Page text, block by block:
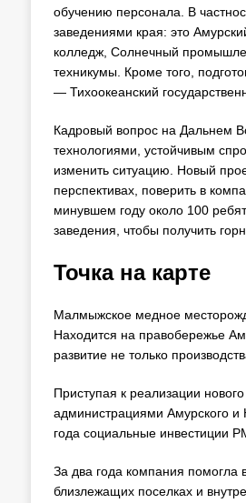
обучению персонала. В
заведениями края: это
колледж, Солнечный
техникумы. Кроме того,
— Тихоокеанский
Кадровый вопрос на Дальнем
технологиями, устойчивым
изменить ситуацию. Новый
перспективах, поверить в
минувшем году около 100
заведения, чтобы получить
Точка на карте
Малмыжское медное
Находится на правобережье
развитие не только
Приступая к реализации
администрациями Амурского
года социальные инвестиции
За два года компания помогла
близлежащих поселках и